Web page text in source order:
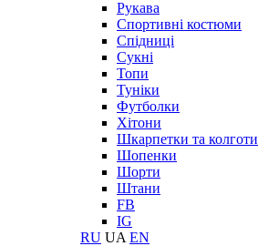
Рукава
Спортивні костюми
Спідниці
Сукні
Топи
Туніки
Футболки
Хітони
Шкарпетки та колготи
Шопенки
Шорти
Штани
FB
IG
RU UA EN